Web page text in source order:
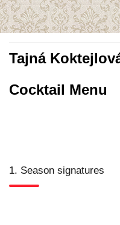
Tajná
Cocktail Menu
1. Season signatures